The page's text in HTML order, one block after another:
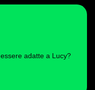
adatte a Lucy?